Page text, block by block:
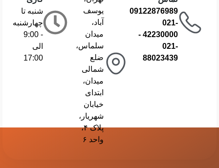
09122876989
021-
42230000
-
021-
88023439
یوسف
آباد،
میدان
سلماس،
ضلع
شمالی
میدان،
ابتدای
خیابان
شهریار،
پلاک ۴،
واحد ۶
شنبه تا
چهارشنبه
- 9:00
الی
17:00